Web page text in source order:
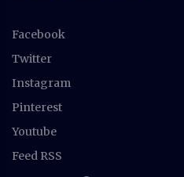
Facebook
Twitter
Instagram
Pinterest
Youtube
Feed RSS